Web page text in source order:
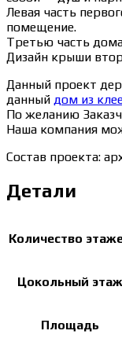
Левая часть
помещение.
Третью часть
Дизайн крыши
Данный проект
данный дом из
По желанию
Наша компания
Состав проекта:
Детали
Количество
Цокольный этаж
Площадь